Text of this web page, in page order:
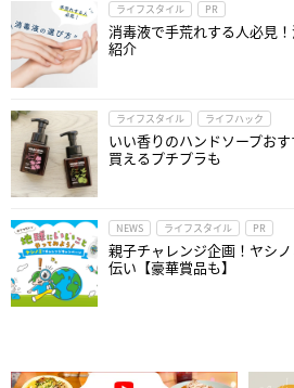
ライフスタイル PR
消毒液で手荒れする人必見
紹介
ライフスタイル ライフハック
いい香りのハンドソープお
買えるプチプラも
NEWS ライフスタイル PR
親子チャレンジ企画！ヤシ
伝い【豪華賞品も】